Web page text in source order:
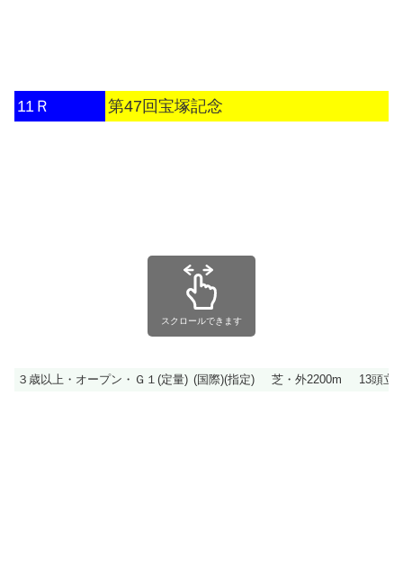
11Ｒ 第47回宝塚記念
３歳以上・オープン・Ｇ１(定量) (国際)(指定) 芝・外2200m 13頭立
スクロールできます